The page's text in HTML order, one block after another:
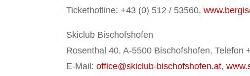
Tickethotline: +43 (0) 512 / 53560,
Skiclub Bischofshofen
Rosenthal 40, A-5500 Bischofshofen,
E-Mail:office@skiclub-bischofshofen.at,